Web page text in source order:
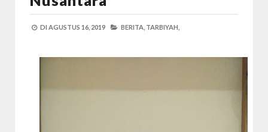
DI AGUSTUS 16, 2019 BERITA, TARBIYAH,